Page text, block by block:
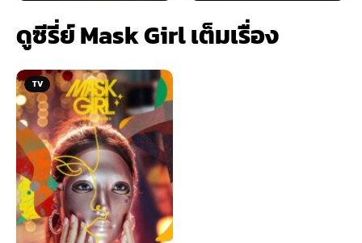
ดูซีรี่ย์ Mask Girl เต็มเรื่อง
TV